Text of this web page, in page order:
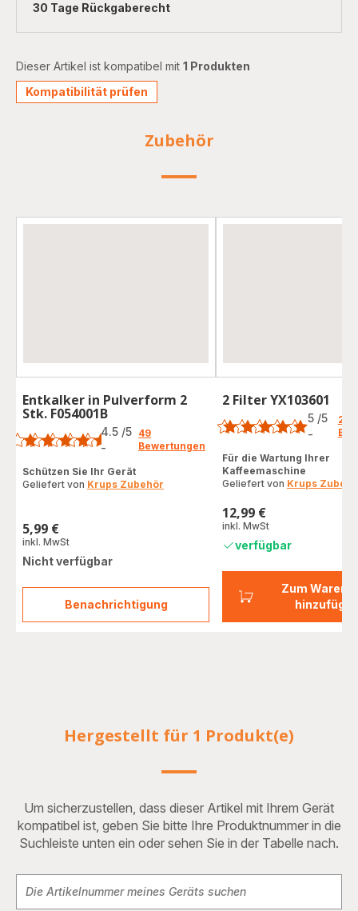
30 Tage Rückgaberecht
Dieser Artikel ist kompatibel mit 1 Produkten
Kompatibilität prüfen
Zubehör
Benachrichtigung
Entkalker
Entkalker in Pulverform 2
Stk. F054001B
Bewertung
4.5 /5
-
49
Bewertungen
Schützen Sie Ihr Gerät
Geliefert von Krups Zubehör
Preis
5,99 €
inkl. MwSt
Nicht verfügbar
Zum
2 Filter YX103601
Bewertung
mit
5
Sternen
(Durchschnitt)
5 /5
-
2
Für die Wartung Ihrer
Kaffeemaschine
Geliefert von Krups
Preis
12,99 €
inkl. MwSt
verfügbar
Hergestellt für 1 Produkt(e)
Um sicherzustellen, dass dieser Artikel mit Ihrem Gerät
kompatibel ist, geben Sie bitte Ihre Produktnummer in die
Suchleiste unten ein oder sehen Sie in der Tabelle nach.